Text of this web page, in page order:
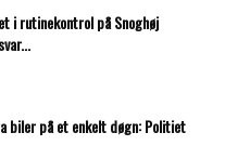
i rutinekontrol på Snoghøj
biler på et enkelt døgn: Politiet